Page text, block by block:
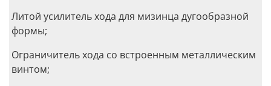
Литой усилитель хода для мизинца дугообразной
формы;
Ограничитель хода со встроенным металлическим
винтом;